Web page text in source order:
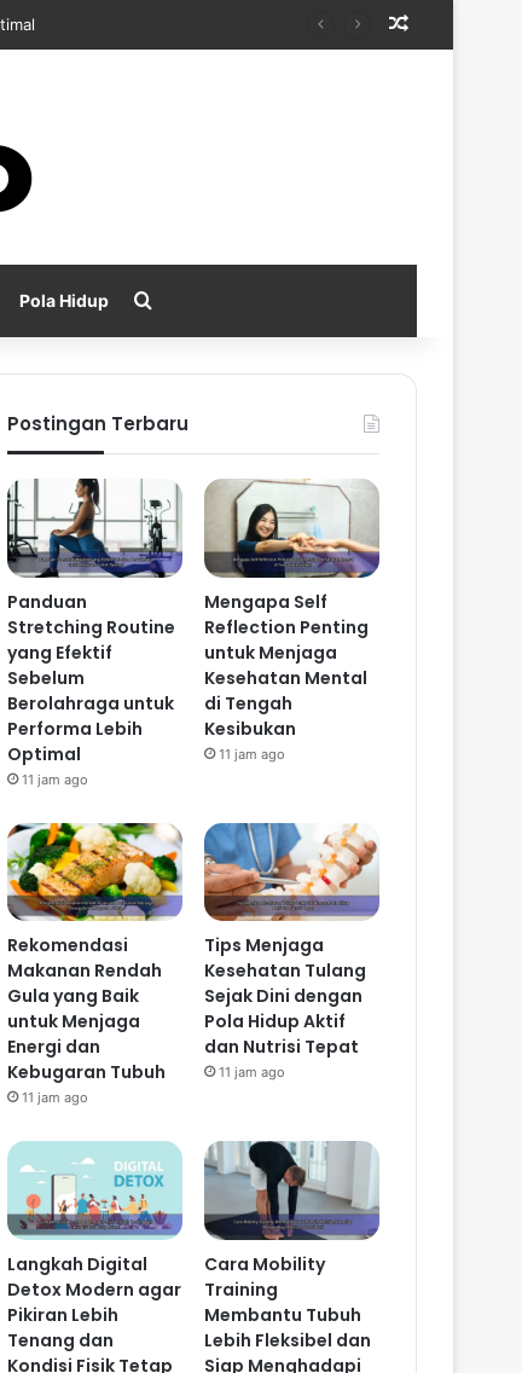
Pola Hidup
Postingan Terbaru
Panduan
Stretching Routine
yang Efektif
Sebelum
Berolahraga untuk
Performa Lebih
Optimal
11 jam ago
Mengapa Self
Reflection Penting
untuk Menjaga
Kesehatan Mental
di Tengah
Kesibukan
11 jam ago
Rekomendasi
Makanan Rendah
Gula yang Baik
untuk Menjaga
Energi dan
Kebugaran Tubuh
11 jam ago
Tips Menjaga
Kesehatan Tulang
Sejak Dini dengan
Pola Hidup Aktif
dan Nutrisi Tepat
11 jam ago
Langkah Digital
Detox Modern agar
Pikiran Lebih
Tenang dan
Kondisi Fisik Tetap
Cara Mobility
Training
Membantu Tubuh
Lebih Fleksibel dan
Siap Menghadapi